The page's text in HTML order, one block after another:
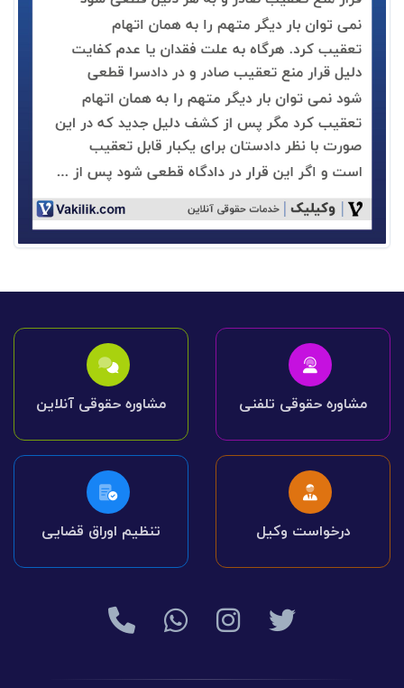
مشاوره حقوقی تلفنی مشاوره حقوقی آنلاین
درخواست وکیل تنظیم اوراق قضایی